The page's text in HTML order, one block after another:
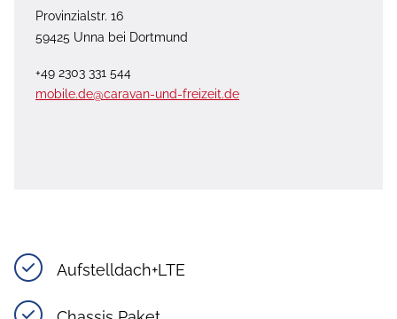
Provinzialstr. 16
59425 Unna bei Dortmund
+49 2303 331 544
mobile.de@caravan-und-freizeit.de
Aufstelldach+LTE